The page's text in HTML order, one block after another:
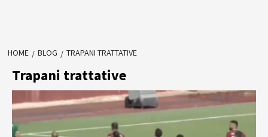
HOME BLOG TRAPANI TRATTATIVE
Trapani trattative